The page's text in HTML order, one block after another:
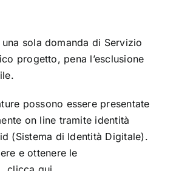
sola domanda di Servizio
progetto, pena l’esclusione
possono essere presentate
on line tramite identità
(Sistema di Identità Digitale).
e ottenere le